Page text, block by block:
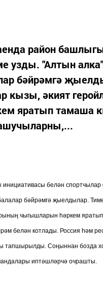
район
"Алтын алка"
бәйрәмгә
кызы, әкият
яратып тамаша
белән
бәйрәмгә җыелдылар.
чыгышларын һәркем
белән котлады. Россия һәм
тапшырылды. Соңыннан бозда
иптәшләрчә очрашты.